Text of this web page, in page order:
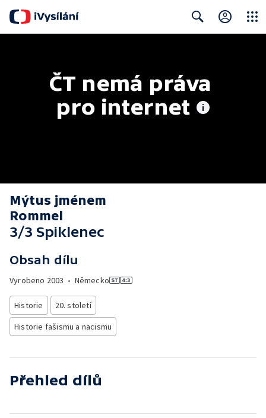
ČT nemá práva
pro internet
Mýtus jménem
Rommel
3/3 Spiklenec
Obsah dílu
Vyrobeno 2003 • Německo
Historie
20. století
Historie fašismu a nacismu
Přehled dílů